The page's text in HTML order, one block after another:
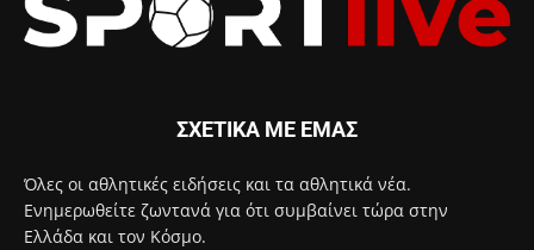
ΣΧΕΤΙΚΑ ΜΕ ΕΜΑΣ
Όλες οι αθλητικές ειδήσεις και τα αθλητικά νέα.
Ενημερωθείτε ζωντανά για ότι συμβαίνει τώρα στην
Ελλάδα και τον Κόσμο.